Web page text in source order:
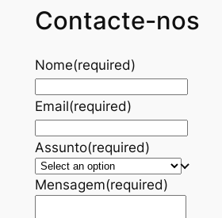
Contacte-nos
Nome(required)
Email(required)
Assunto(required)
Mensagem(required)